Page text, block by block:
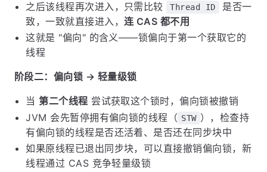
之后该线程再次进入，只需比较 Thread ID
是否一
致，一致就直接进入， 连 CAS 都不用
这就是 "偏向" 的含义——锁偏向于第一个获取它的
线程
阶段二：偏向锁 → 轻量级锁
当第二个线程 尝试获取这个锁时，偏向锁被撤销
JVM 会先暂停拥有偏向锁的线程（ STW ），检查持
有偏向锁的线程是否还活着、是否还在同步块中
如果原线程已退出同步块，可以直接撤销偏向锁，新
线程通过 CAS 竞争轻量级锁